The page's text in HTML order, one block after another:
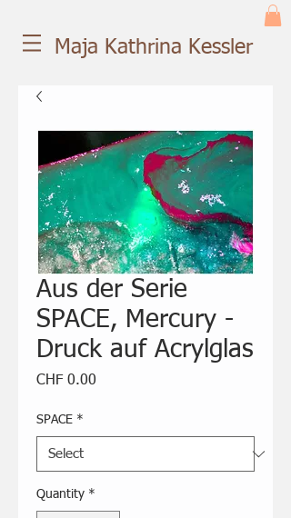
Maja Kathrina Kessler
Aus der Serie
SPACE, Mercury -
Druck auf Acrylglas
CHF 0.00
SPACE *
Quantity *